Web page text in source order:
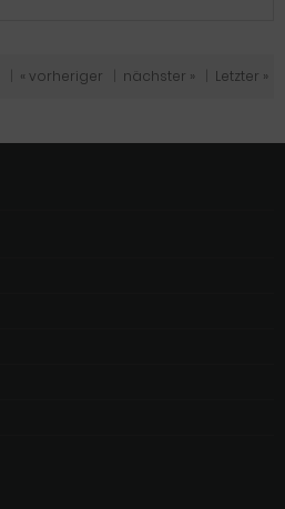
« vorheriger nächster » Letzter »